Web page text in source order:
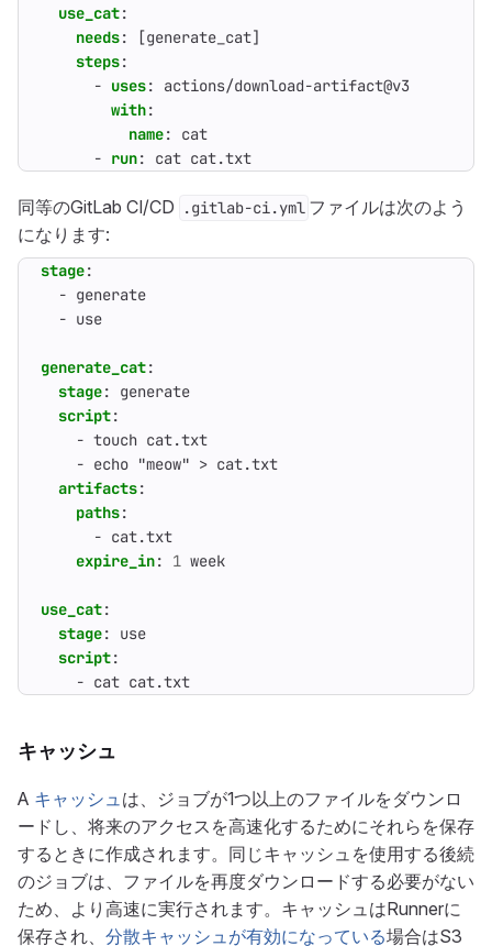
use_cat:
needs: [generate_cat]
steps:
- uses:
actions/download-artifact@v3
with:
name:
cat
- run: cat cat.txt
同等のGitLab CI/CD .gitlab-ci.yml ファイルは次のよう
になります:
stage:
- generate
- use
generate_cat:
stage:
generate
script:
- touch cat.txt
- echo "meow" > cat.txt
artifacts:
paths:
- cat.txt
expire_in: 1 week
use_cat:
stage:
use
script:
- cat cat.txt
キャッシュ
A キャッシュは、ジョブが1つ以上のファイルをダウンロ
ードし、将来のアクセスを高速化するためにそれらを保存
するときに作成されます。同じキャッシュを使用する後続
のジョブは、ファイルを再度ダウンロードする必要がない
ため、より高速に実行されます。キャッシュはRunnerに
保存され、 分散キャッシュが有効になっている場合はS3